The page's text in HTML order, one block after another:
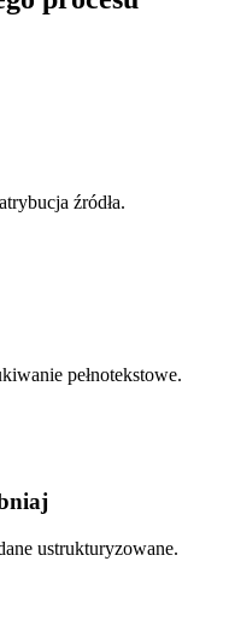
źródła.
pełnotekstowe.
ustrukturyzowane.